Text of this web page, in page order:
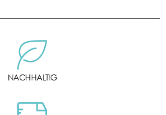
NACHHALTIG